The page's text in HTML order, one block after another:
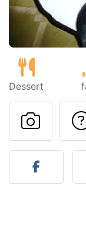
Dessert